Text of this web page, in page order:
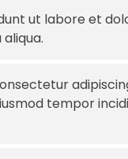
ut labore et
tempor